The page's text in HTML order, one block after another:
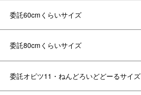
委託60cmくらいサイズ
委託80cmくらいサイズ
委託オビツ11・ねんどろいどどーるサイズ